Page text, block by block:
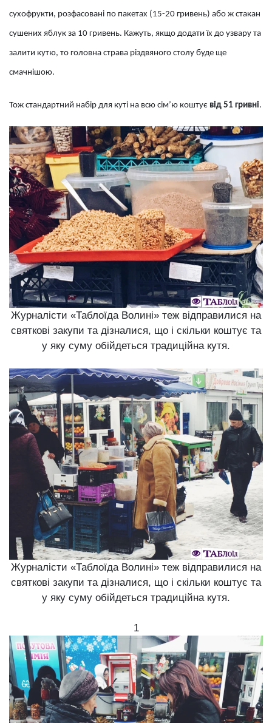
сухофрукти, розфасовані по пакетах (15-20 гривень) або ж стакан
сушених яблук за 10 гривень. Кажуть, якщо додати їх до узвару та
залити кутю, то головна страва різдвяного столу буде ще
смачнішою.
Тож стандартний набір для куті на всю сім’ю коштує від 51 гривні.
Журналісти «Таблоїда Волині» теж відправилися на
святкові закупи та дізналися, що і скільки коштує та
у яку суму обійдеться традиційна кутя.
Журналісти «Таблоїда Волині» теж відправилися на
святкові закупи та дізналися, що і скільки коштує та
у яку суму обійдеться традиційна кутя.
1